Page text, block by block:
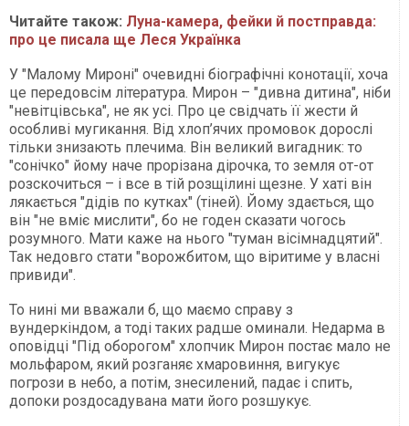
Читайте також: Луна-камера, фейки й постправда:
про це писала ще Леся Українка
У "Малому Мироні" очевидні біографічні конотації, хоча
це передовсім література. Мирон – "дивна дитина", ніби
"невітцівська", не як усі. Про це свідчать її жести й
особливі мугикання. Від хлоп’ячих промовок дорослі
тільки знизають плечима. Він великий вигадник: то
"сонічко" йому наче прорізана дірочка, то земля от-от
розскочиться – і все в тій розщілині щезне. У хаті він
лякається "дідів по кутках" (тіней). Йому здається, що
він "не вміє мислити", бо не годен сказати чогось
розумного. Мати каже на нього "туман вісімнадцятий".
Так недовго стати "ворожбитом, що віритиме у власні
привиди".
То нині ми вважали б, що маємо справу з
вундеркіндом, а тоді таких радше оминали. Недарма в
оповідці "Під оборогом" хлопчик Мирон постає мало не
мольфаром, який розганяє хмаровиння, вигукує
погрози в небо, а потім, знесилений, падає і спить,
допоки роздосадувана мати його розшукує.